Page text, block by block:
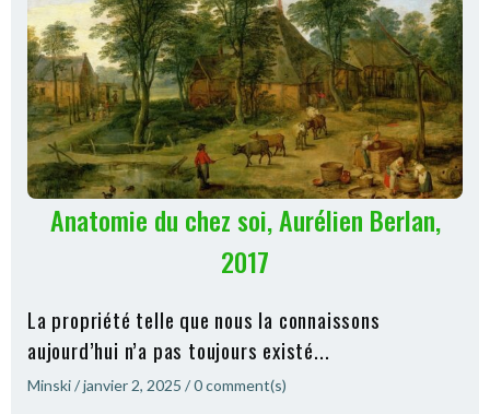
Anatomie du chez soi, Aurélien Berlan,
2017
La propriété telle que nous la connaissons
aujourd’hui n’a pas toujours existé...
Minski/janvier 2, 2025 /0comment(s)